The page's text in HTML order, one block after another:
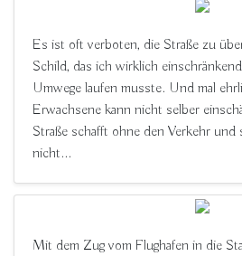
Es ist oft verboten, die Straße zu
Schild, das ich wirklich
Umwege laufen musste. Und mal
Erwachsene kann nicht selber
Straße schafft ohne den Verkehr und
nicht...
Mit dem Zug vom Flughafen in die